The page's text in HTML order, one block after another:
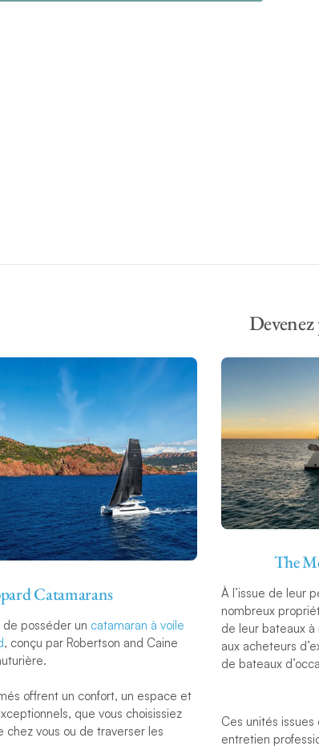
Catamarans
posséder un catamaran à voile
, conçu par Robertson and Caine
offrent un confort, un espace et
que vous choisissiez
vous ou de traverser les
The
À l’issue de leur
nombreux
de leur bateaux à
aux acheteurs
de bateaux
Ces unités
entretien